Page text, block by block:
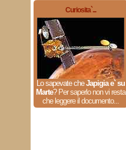
Curiosita`...
Lo sapevate cheJapigia e` su
Marte? Per saperlo non vi resta
che leggere il documento...